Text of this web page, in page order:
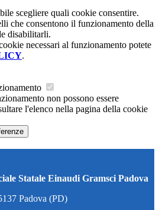
scegliere quali cookie consentire.
che consentono il funzionamento della
disabilitarli.
necessari al funzionamento potete
.
non possono essere
l'elenco nella pagina della cookie
Statale Einaudi Gramsci Padova
Padova (PD)